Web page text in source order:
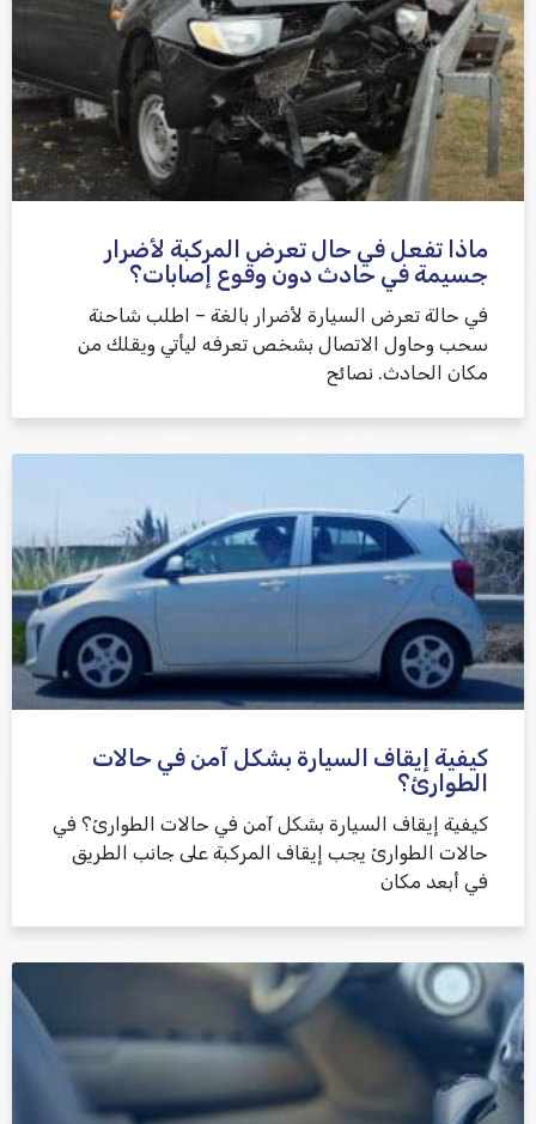
ماذا تفعل في حال تعرض المركبة لأضرار
جسيمة في حادث دون وقوع إصابات؟
في حالة تعرض السيارة لأضرار بالغة – اطلب شاحنة
سحب وحاول الاتصال بشخص تعرفه ليأتي ويقلك من
مكان الحادث. نصائح
كيفية إيقاف السيارة بشكل آمن في حالات
الطوارئ؟
كيفية إيقاف السيارة بشكل آمن في حالات الطوارئ؟ في
حالات الطوارئ يجب إيقاف المركبة على جانب الطريق
في أبعد مكان